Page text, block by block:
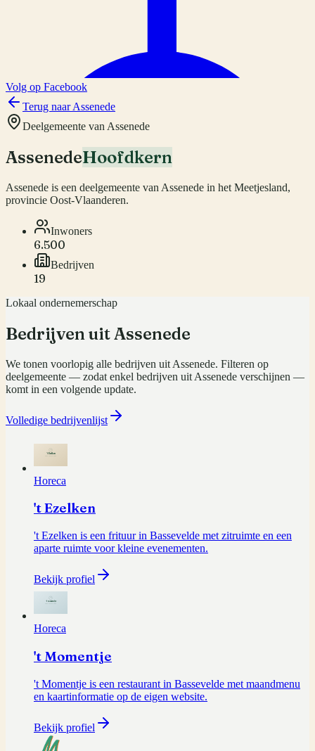
Volg op Facebook
Terug naarAssenede
Deelgemeente van Assenede
AssenedeHoofdkern
Assenede is een deelgemeente van Assenede in het Meetjesland,
provincie Oost-Vlaanderen.
Inwoners
6.500
Bedrijven
19
Lokaal ondernemerschap
Bedrijven uit Assenede
We tonen voorlopig alle bedrijven uit Assenede. Filteren op
deelgemeente — zodat enkel bedrijven uit Assenede verschijnen —
komt in een volgende update.
Volledige bedrijvenlijst
Horeca
't Ezelken
't Ezelken is een frituur in Bassevelde met zitruimte en een
aparte ruimte voor kleine evenementen.
Bekijk profiel
Horeca
't Momentje
't Momentje is een restaurant in Bassevelde met maandmenu
en kaartinformatie op de eigen website.
Bekijk profiel